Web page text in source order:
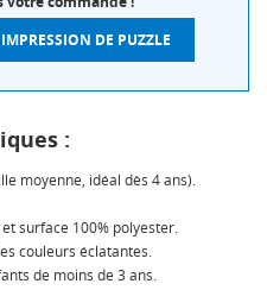
DE PUZZLE
:
moyenne, idéal dès 4 ans).
surface 100% polyester.
couleurs éclatantes.
de moins de 3 ans.